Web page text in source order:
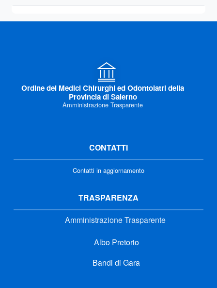
Ordine dei Medici Chirurghi ed Odontoiatri della
Provincia di Salerno
Amministrazione Trasparente
CONTATTI
Contatti in aggiornamento
TRASPARENZA
Amministrazione Trasparente
Albo Pretorio
Bandi di Gara